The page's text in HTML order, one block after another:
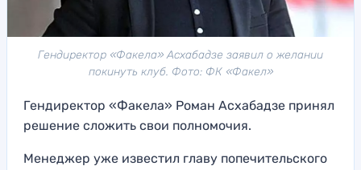
Гендиректор «Факела» Асхабадзе заявил о желании
покинуть клуб. Фото: ФК «Факел»
Гендиректор «Факела» Роман Асхабадзе принял
решение сложить свои полномочия.
Менеджер уже известил главу попечительского